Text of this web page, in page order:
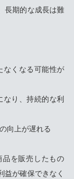
長期的な成長は難
なくなる可能性が
り、持続的な利
向上が遅れる
を販売したもの
益が確保できなく